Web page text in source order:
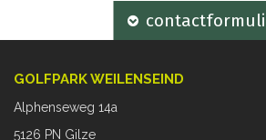
GOLFPARK WEILENSEIND
Alphenseweg 14a
5126 PN Gilze